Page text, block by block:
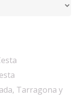
Tarragona y